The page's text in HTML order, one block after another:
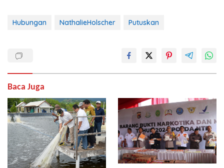
Hubungan NathalieHolscher Putuskan
Baca Juga